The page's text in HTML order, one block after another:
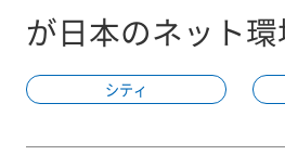
が日本のネット
シティ